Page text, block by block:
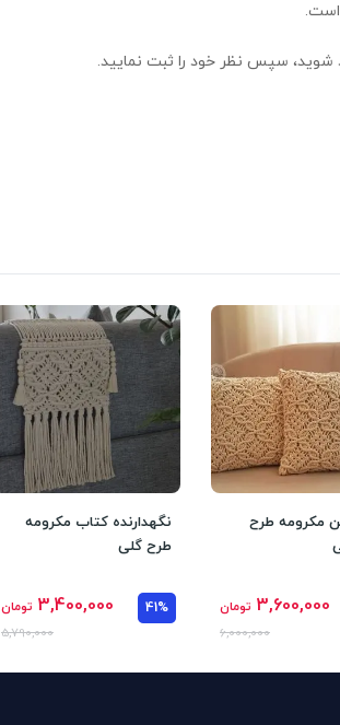
شوید، سپس نظر خود را ثبت نمایید.
مکرومه طرح
3,600,000 تومان
6,000,000
نگهدارنده کتاب مکرومه
طرح گلی
41%
3,400,000 تومان
5,790,000